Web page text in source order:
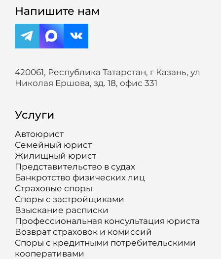
Напишите нам
420061, Республика Татарстан, г Казань, ул
Николая Ершова, зд. 18, офис 331
Услуги
Автоюрист
Семейный юрист
Жилищный юрист
Представительство в судах
Банкротство физических лиц
Страховые споры
Споры с застройщиками
Взыскание расписки
Профессиональная консультация юриста
Возврат страховок и комиссий
Споры с кредитными потребительскими
кооперативами